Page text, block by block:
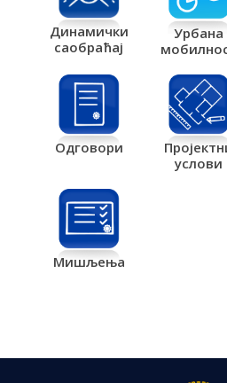
Динамички
саобраћај
Урбана
Одговори
услови
Мишљења